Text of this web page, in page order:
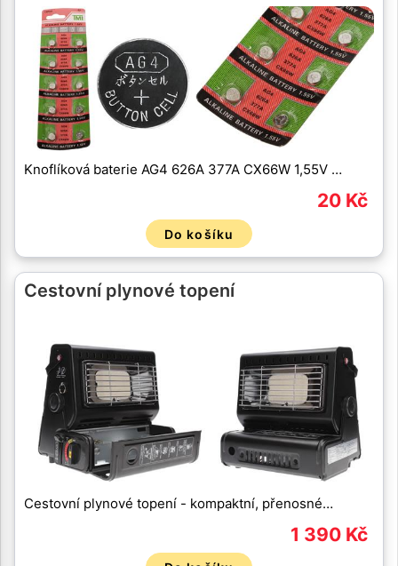
Knoflíková baterie AG4 626A 377A CX66W 1,55V …
20 Kč
Do košíku
Cestovní plynové topení
Cestovní plynové topení - kompaktní, přenosné…
1 390 Kč